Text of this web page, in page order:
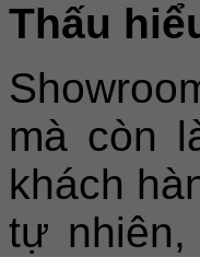
Thấu
mà còn
khách
tự